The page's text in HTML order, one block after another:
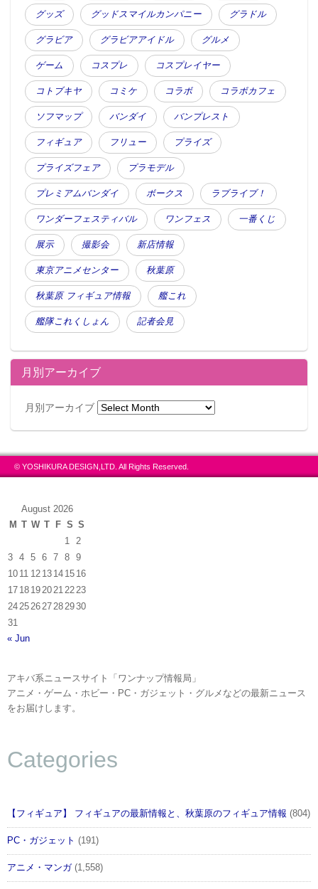
グッズ グッドスマイルカンパニー グラドル
グラビア グラビアアイドル グルメ
ゲーム コスプレ コスプレイヤー
コトブキヤ コミケ コラボ コラボカフェ
ソフマップ バンダイ バンプレスト
フィギュア フリュー プライズ
プライズフェア プラモデル
プレミアムバンダイ ボークス ラブライブ！
ワンダーフェスティバル ワンフェス 一番くじ
展示 撮影会 新店情報
東京アニメセンター 秋葉原
秋葉原 フィギュア情報 艦これ
艦隊これくしょん 記者会見
月別アーカイブ
月別アーカイブ
© YOSHIKURA DESIGN,LTD. All Rights Reserved.
August 2026
M T W T F S S
1
2
3
4 5 6 7 8
9
10 11 12 13 14 15 16
17 18 19 20 21 22 23
24 25 26 27 28 2930
31
« Jun
アキバ系ニュースサイト「ワンナップ情報局」
アニメ・ゲーム・ホビー・PC・ガジェット・グルメなどの最新ニュース
をお届けします。
Categories
【フィギュア】 フィギュアの最新情報と、秋葉原のフィギュア情報 (804)
PC・ガジェット (191)
アニメ・マンガ(1,558)